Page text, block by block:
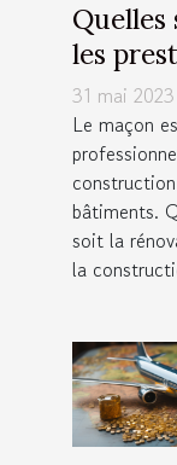
Quelles
les
un
31 mai
Le maçon
bâtiments.
soit la
la